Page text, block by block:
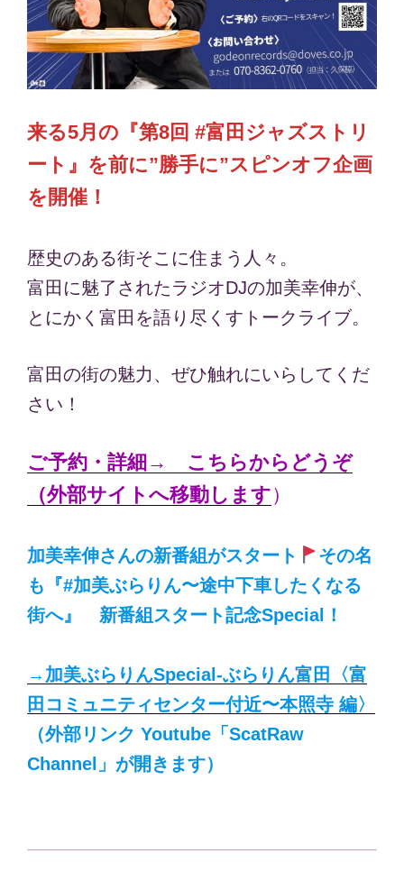
来る5月の『第8回 #富田ジャズストリ
ート』を前に”勝手に”スピンオフ企画
を開催！
歴史のある街そこに住まう人々。
富田に魅了されたラジオDJの加美幸伸が、
とにかく富田を語り尽くすトークライブ。
富田の街の魅力、ぜひ触れにいらしてくだ
さい！
ご予約・詳細→ こちらからどうぞ
（外部サイトへ移動します）
加美幸伸さんの新番組がスタート
その名
も『#加美ぶらりん〜途中下車したくなる
街へ』 新番組スタート記念Special！
→加美ぶらりんSpecial-ぶらりん富田〈富
田コミュニティセンター付近〜本照寺 編〉
（外部リンク Youtube「ScatRaw
Channel」が開きます）